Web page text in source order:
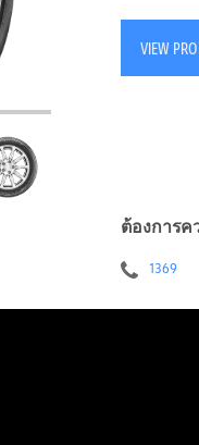
VIEW
ต้องการค
1369